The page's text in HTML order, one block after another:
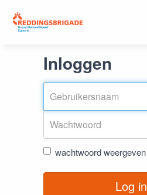
Inloggen
wachtwoord weergeven
Log in